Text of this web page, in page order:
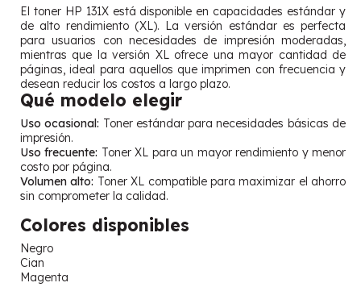
El toner HP 131X está disponible en capacidades estándar y
de alto rendimiento (XL). La versión estándar es perfecta
para usuarios con necesidades de impresión moderadas,
mientras que la versión XL ofrece una mayor cantidad de
páginas, ideal para aquellos que imprimen con frecuencia y
desean reducir los costos a largo plazo.
Qué modelo elegir
Uso ocasional: Toner estándar para necesidades básicas de
impresión.
Uso frecuente: Toner XL para un mayor rendimiento y menor
costo por página.
Volumen alto: Toner XL compatible para maximizar el ahorro
sin comprometer la calidad.
Colores disponibles
Negro
Cian
Magenta